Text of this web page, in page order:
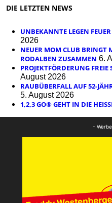
DIE LETZTEN NEWS
UNBEKANNTE LEGEN
2026
NEUER MOM CLUB BRINGT
RODALBEN ZUSAMMEN 6.
PROJEKTFÖRDERUNG
August 2026
RAUBÜBERFALL AUF 52-
5. August 2026
1,2,3 GO® GEHT IN DIE
-